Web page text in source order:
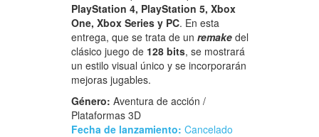
PlayStation 4, PlayStation 5, Xbox
One, Xbox Series y PC. En esta
entrega, que se trata de unremake del
clásico juego de 128 bits, se mostrará
un estilo visual único y se incorporarán
mejoras jugables.
Género: Aventura de acción /
Plataformas 3D
Fecha de lanzamiento: Cancelado